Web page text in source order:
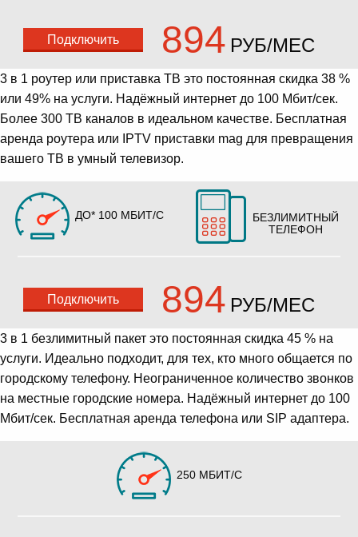
Подключить 894 РУБ/МЕС
3 в 1 роутер или приставка ТВ это постоянная скидка 38 %
или 49% на услуги. Надёжный интернет до 100 Мбит/сек.
Более 300 ТВ каналов в идеальном качестве. Бесплатная
аренда роутера или IPTV приставки mag для превращения
вашего ТВ в умный телевизор.
ДО* 100 МБИТ/С
БЕЗЛИМИТНЫЙ
ТЕЛЕФОН
Подключить 894 РУБ/МЕС
3 в 1 безлимитный пакет это постоянная скидка 45 % на
услуги. Идеально подходит, для тех, кто много общается по
городскому телефону. Неограниченное количество звонков
на местные городские номера. Надёжный интернет до 100
Мбит/сек. Бесплатная аренда телефона или SIP адаптера.
250 МБИТ/С